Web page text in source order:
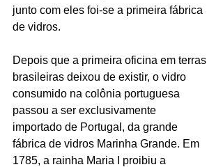
junto com eles foi-se a primeira fábrica
de vidros.
Depois que a primeira oficina em terras
brasileiras deixou de existir, o vidro
consumido na colônia portuguesa
passou a ser exclusivamente
importado de Portugal, da grande
fábrica de vidros Marinha Grande. Em
1785, a rainha Maria I proibiu a